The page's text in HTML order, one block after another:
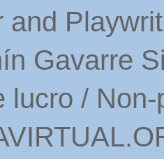
and
Gavarre
lucro /